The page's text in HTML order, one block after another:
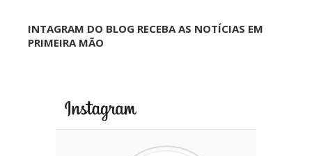
INTAGRAM DO BLOG RECEBA AS NOTÍCIAS EM
PRIMEIRA MÃO